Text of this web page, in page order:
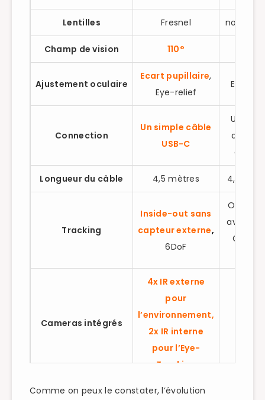
Lentilles Fresnel non-
Champ de vision 110°
Ajustement oculaire
Ecart pupillaire,
Eye-relief
Eye-
Connection
Un simple câble
USB-C
USB,
avec
Longueur du câble 4,5 mètres 4,4
Tracking
Inside-out sans
capteur externe,
6DoF
avec la
Cameras intégrés
4x IR externe
pour
l’environnement,
2x IR interne
pour l’Eye-
Tracking
Vue Pass-through Oui, en N&B
Comme on peux le constater, l’évolution